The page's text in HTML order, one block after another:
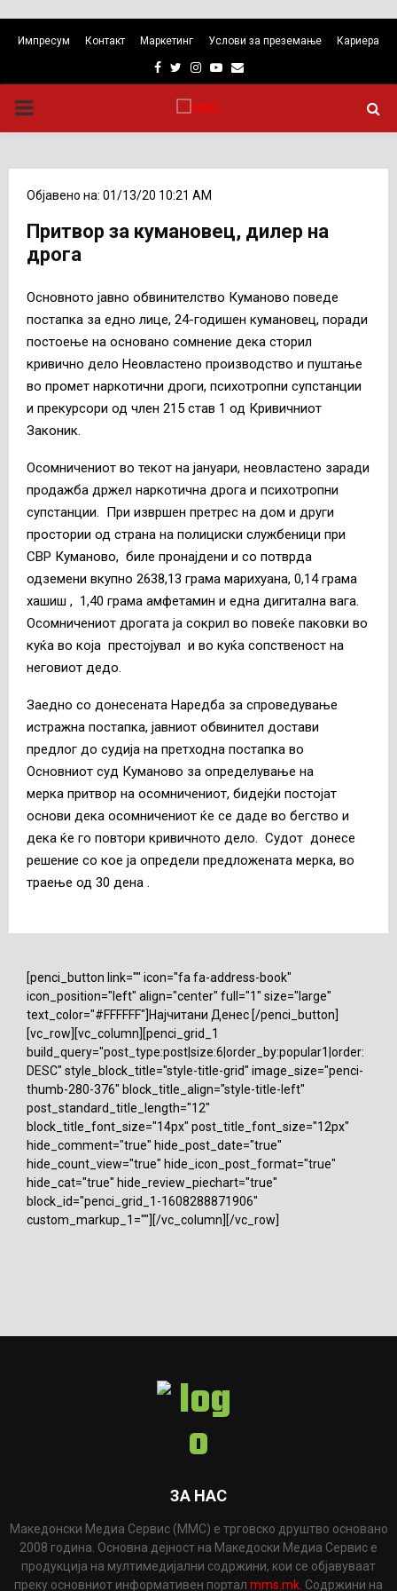
Импресум Контакт Маркетинг Услови за преземање Кариера
Facebook
TwitterInstagram
Youtube
Email
PRIMARY
Објавено на: 01/13/20 10:21 AM
Притвор за кумановец, дилер на
дрога
Основното јавно обвинителство Куманово поведе
постапка за едно лице, 24-годишен кумановец, поради
постоење на основано сомнение дека сторил
кривично дело Неовластено производство и пуштање
во промет наркотични дроги, психотропни супстанции
и прекурсори од член 215 став 1 од Кривичниот
Законик.
Осомничениот во текот на јануари, неовластено заради
продажба држел наркотична дрога и психотропни
супстанции. При извршен претрес на дом и други
простории од страна на полициски службеници при
СВР Куманово, биле пронајдени и со потврда
одземени вкупно 2638,13 грама марихуана, 0,14 грама
хашиш , 1,40 грама амфетамин и една дигитална вага.
Осомничениот дрогата ја сокрил во повеќе паковки во
куќа во која престојувал и во куќа сопственост на
неговиот дедо.
Заедно со донесената Наредба за спроведување
истражна постапка, јавниот обвинител достави
предлог до судија на претходна постапка во
Основниот суд Куманово за определување на
мерка притвор на осомничениот, бидејќи постојат
основи дека осомничениот ќе се даде во бегство и
дека ќе го повтори кривичното дело. Судот донесе
решение со кое ја определи предложената мерка, во
траење од 30 дена .
[penci_button link="" icon="fa fa-address-book"
icon_position="left" align="center" full="1" size="large"
text_color="#FFFFFF"]Најчитани Денес [/penci_button]
[vc_row][vc_column][penci_grid_1
build_query="post_type:post|size:6|order_by:popular1|order:
DESC" style_block_title="style-title-grid" image_size="penci-
thumb-280-376" block_title_align="style-title-left"
post_standard_title_length="12"
block_title_font_size="14px" post_title_font_size="12px"
hide_comment="true" hide_post_date="true"
hide_count_view="true" hide_icon_post_format="true"
hide_cat="true" hide_review_piechart="true"
block_id="penci_grid_1-1608288871906"
custom_markup_1=""][/vc_column][/vc_row]
ЗА НАС
Македонски Медиа Сервис (ММС) е трговско друштво основано
2008 година. Основна дејност на Македоски Медиа Сервис е
продукција на мултимедијални содржини, кои се објавуваат
преку основниот информативен портал mms.mk . Содржини на